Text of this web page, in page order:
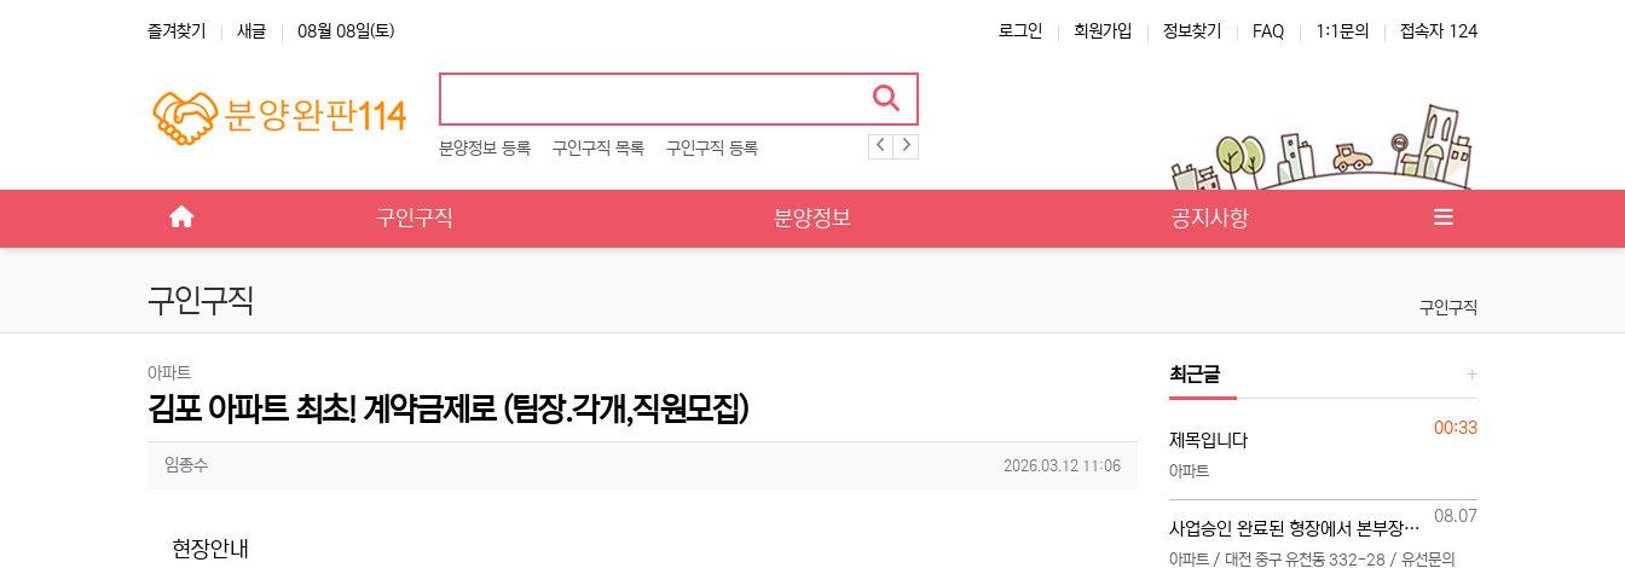
즐겨찾기 새글 08월 08일(토) 로그인 회원가입 정보찾기 FAQ 1:1문의 접속자 124
분양정보 등록 구인구직 목록 구인구직 등록
구인구직 분양정보 공지사항
구인구직 구인구직
아파트
김포 아파트 최초! 계약금제로 (팀장.각개,직원모집)
작성자 정보
임종수작성 작성일
2026.03.12 11:06
현장안내
최근글
등록일
00:33
제목입니다
아파트
등록일
08.07
사업승인 완료된 형장에서 본부장님 모십니다
아파트 / 대전 중구 유천동 332-28 / 유선문의